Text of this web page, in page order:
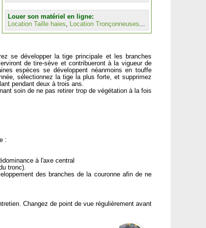
Louer son matériel en ligne:
Location Taille haies, Location Tronçonneuses...
se développer la tige principale et les branches
de tire-sève et contribueront à la vigueur de
espèces se développent néanmoins en touffe
sélectionnez la tige la plus forte, et supprimez
pendant deux à trois ans.
soin de ne pas retirer trop de végétation à la fois
:
à l'axe central
tronc).
des branches de la couronne afin de ne
Changez de point de vue régulièrement avant